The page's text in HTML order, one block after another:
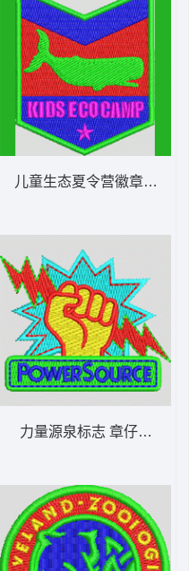
章男
章男
儿童生态夏令营徽章 章仔
力量源泉标志 章仔标志布